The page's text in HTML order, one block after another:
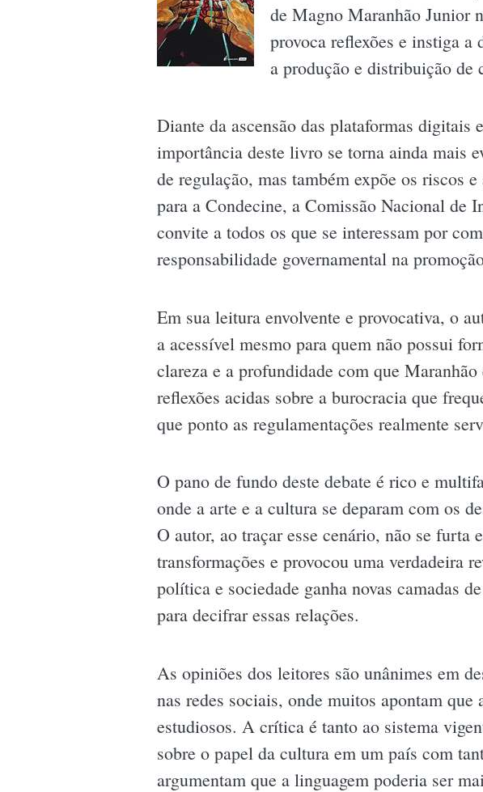
de Magno Maranhão Junior
provoca reflexões e instiga a
a produção e distribuição de
Diante da ascensão das plataformas digitais
importância deste livro se torna ainda mais
de regulação, mas também expõe os riscos
para a Condecine, a Comissão Nacional de
convite a todos os que se interessam por
responsabilidade governamental na
Em sua leitura envolvente e provocativa, o
a acessível mesmo para quem não possui
clareza e a profundidade com que
reflexões acidas sobre a burocracia que
que ponto as regulamentações realmente
O pano de fundo deste debate é rico e
onde a arte e a cultura se deparam com os
O autor, ao traçar esse cenário, não se
transformações e provocou uma verdadeira
política e sociedade ganha novas camadas
para decifrar essas relações.
As opiniões dos leitores são unânimes em
nas redes sociais, onde muitos apontam
estudiosos. A crítica é tanto ao sistema
sobre o papel da cultura em um país com
argumentam que a linguagem poderia ser